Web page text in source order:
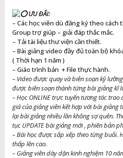
ƯU ĐÃI:
– Các học viên dù đăng ký theo
Group trợ giúp – giải đáp thắc mắc.
– Tải tài liệu thư viện cần thiết.
– Bài giảng video đầy đủ toàn bộ
( Thời hạn 1 năm )
– Giáo trình bản + File thực hành.
– Video được quay và biên soạn kỹ
được biên soạn thành từng bài giảng kĩ
– Học ONLINE trực tuyến tương tác trao
giá của giảng viên kết hợp với bài giảng
lại bài giảng nhiều lần không sợ quên.
tục UPDATE bài giảng mới , phiên bản
– Bài học được sắp xếp theo từng buổi.
thấp lên cao.
– Giảng viên dày dặn kinh nghiệm 10